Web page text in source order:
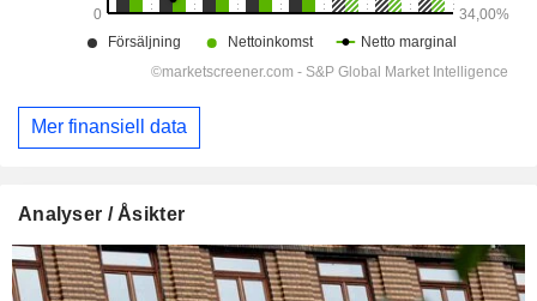
Mer finansiell data
Analyser / Åsikter